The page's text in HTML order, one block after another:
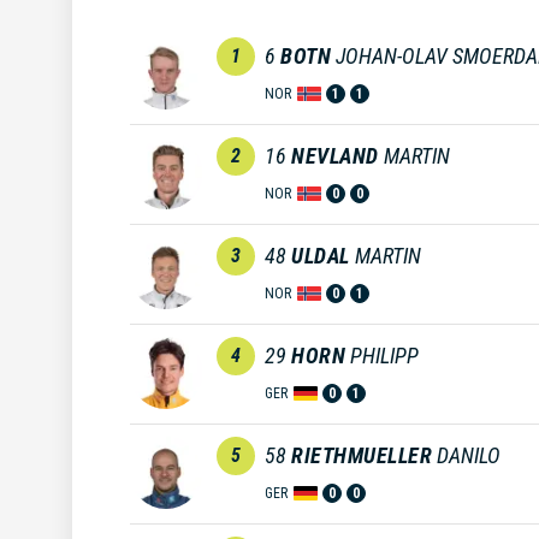
1 6 BOTNJOHAN-OLAV
NOR 1 1
2 16 NEVLAND MARTIN
NOR 0 0
3 48ULDAL MARTIN
NOR 0 1
4 29 HORNPHILIPP
GER 0 1
5 58RIETHMUELLERDANILO
GER 0 0